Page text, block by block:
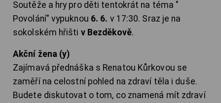
Soutěže a hry pro děti tentokrát na téma "
Povolání" vypuknou 6. 6. v 17:30. Sraz je na
sokolském hřišti v Bezděkově.
Akční žena (y)
Zajímavá přednáška s Renatou Kůrkovou se
zaměří na celostní pohled na zdraví těla i duše.
Budete diskutovat o tom, co znamená mít zdraví